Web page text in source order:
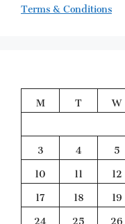
Terms & Conditions
M
T W
3
4 5
10
11 12
17
18 19
24
25 26